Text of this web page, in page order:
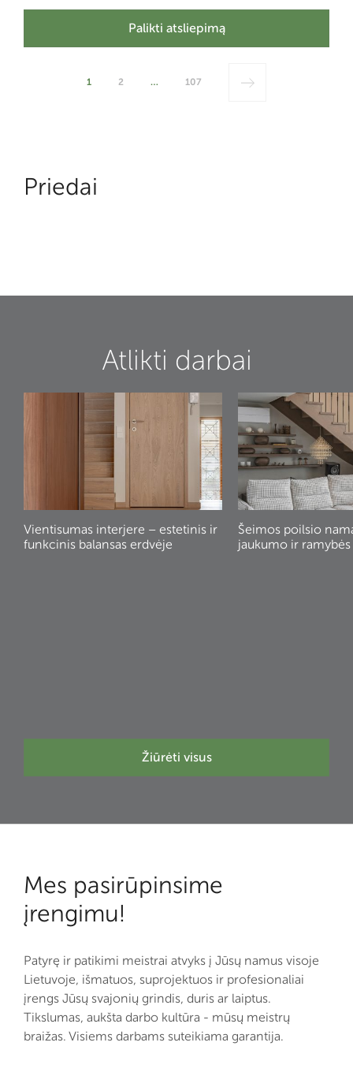
Palikti atsliepimą
1 2 … 107
Priedai
Atlikti darbai
Vientisumas interjere – estetinis ir
funkcinis balansas erdvėje
Šeimos poilsio
jaukumo ir
Žiūrėti visus
Mes pasirūpinsime
įrengimu!
Patyrę ir patikimi meistrai atvyks į Jūsų namus visoje
Lietuvoje, išmatuos, suprojektuos ir profesionaliai
įrengs Jūsų svajonių grindis, duris ar laiptus.
Tikslumas, aukšta darbo kultūra - mūsų meistrų
braižas. Visiems darbams suteikiama garantija.